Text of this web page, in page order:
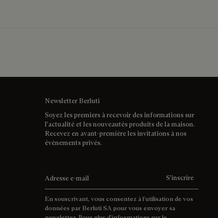
Newsletter Berluti
Soyez les premiers à recevoir des informations sur
l'actualité et les nouveautés produits de la maison.
Recevez en avant-première les invitations à nos
évènements privés.
S'inscrire
En souscrivant, vous consentez à l’utilisation de vos
données par Berluti SA pour vous envoyer sa